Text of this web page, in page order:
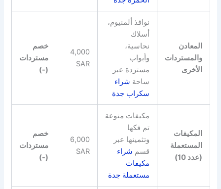
المعادن
والمستردات
الأخرى
نوافذ ألمنيوم،
أسلاك
نحاسية،
وأبواب
مستردة عبر
ساحة شراء
سكراب جدة
SAR
خصم
مستردات
(-)
المكيفات
المستعملة
(عدد 10)
مكيفات منوعة
تم فكها
وتثمينها عبر
قسم شراء
مكيفات
مستعملة جدة
SAR
خصم
مستردات
(-)